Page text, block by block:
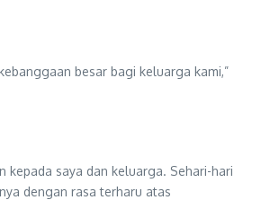
besar bagi keluarga kami,”
kepada saya dan keluarga. Sehari-hari
dengan rasa terharu atas